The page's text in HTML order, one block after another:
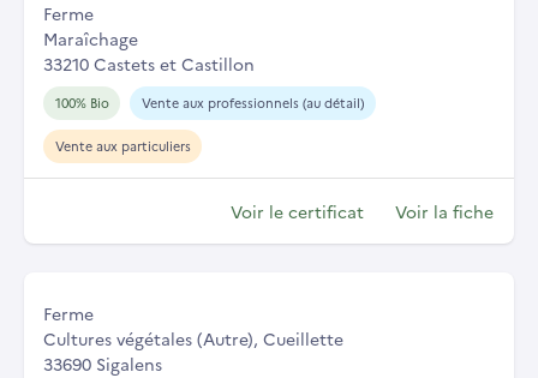
Ferme
Maraîchage
33210 Castets et Castillon
100% Bio Vente aux professionnels (au détail)
Vente aux particuliers
Voir le certificat Voir la fiche
Ferme
Cultures végétales (Autre), Cueillette
33690 Sigalens